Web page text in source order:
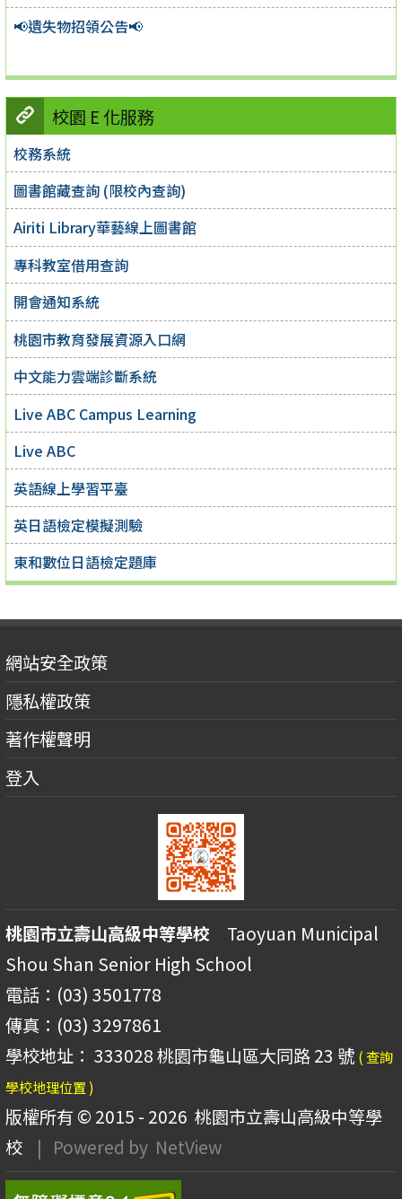
📢遺失物招領公告📢
校園 E 化服務
校務系統
圖書館藏查詢 (限校內查詢)
Airiti Library華藝線上圖書館
專科教室借用查詢
開會通知系統
桃園市教育發展資源入口網
中文能力雲端診斷系統
Live ABC Campus Learning
Live ABC
英語線上學習平臺
英日語檢定模擬測驗
東和數位日語檢定題庫
網站安全政策
隱私權政策
著作權聲明
登入
桃園市立壽山高級中等學校 Taoyuan Municipal
Shou Shan Senior High School
電話：(03) 3501778
傳真：(03) 3297861
學校地址： 333028 桃園市龜山區大同路 23 號 ( 查詢
學校地理位置 )
版權所有 © 2015 - 2026 桃園市立壽山高級中等學
校
| Powered by NetView